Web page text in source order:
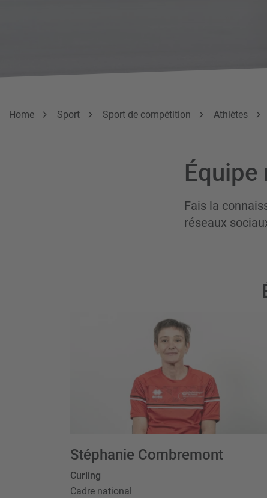
Breadcrumb
Vous êtes ici:
Home Sport Sport de compétition Athlètes
Équipe
Fais la
réseaux
Stéphanie Combremont
Curling
Cadre national